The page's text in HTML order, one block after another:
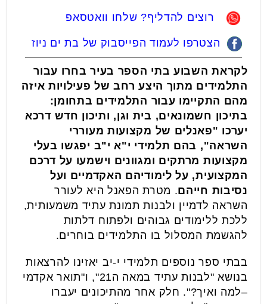
רוצים להדליף? שלחו וואטסאפ
הצטרפו לעמוד הפייסבוק של בת ים ניוז
לקראת השבוע בתי הספר בעיר בחרו עבור
התלמידים מתוך היצע רחב של פעילויות איזה
מהם התקיימו עבור התלמידים בתחומן:
בתיכון חשמונאים, בית וגן, ותיכון חדש דרכא
יערכו "פאנלים של מקצועות מעוררי
השראה", בהם תלמידי י"א י"ב יפגשו בעלי
מקצועות מרתקים ומגוונים וישמעו על דרכם
המקצועית, על לימודיהם האקדמיים ועל
נסיבות חייהם. מטרת הפאנל היא לעורר
השראה לדמיין ולבנות תמונת עתיד משמעותית,
ללכת ללימודים גבוהים ולפתוח דלתות
להגשמת המסלול בו התלמידים בוחרים.
בבתי ספר נוספים תלמידי י-יב יאזינו להרצאות
בנושא "לבנות עתיד במאה ה21", ו"תואר אקדמי
–למה ואיך?". חלק אחר מהתיכונים יעברו